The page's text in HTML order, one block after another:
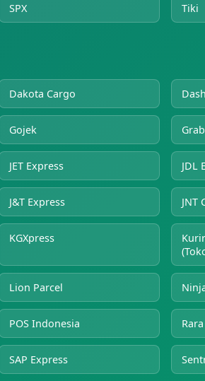
SPX Tiki
Dakota Cargo
Gojek
JET Express JDL
J&T Express JNT
KGXpress
Lion Parcel
POS Indonesia Rara
SAP Express